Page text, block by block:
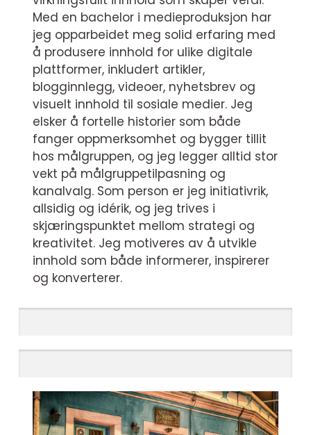
Med en bachelor i medieproduksjon har
jeg opparbeidet meg solid erfaring med
å produsere innhold for ulike digitale
plattformer, inkludert artikler,
blogginnlegg, videoer, nyhetsbrev og
visuelt innhold til sosiale medier. Jeg
elsker å fortelle historier som både
fanger oppmerksomhet og bygger tillit
hos målgruppen, og jeg legger alltid stor
vekt på målgruppetilpasning og
kanalvalg. Som person er jeg initiativrik,
allsidig og idérik, og jeg trives i
skjæringspunktet mellom strategi og
kreativitet. Jeg motiveres av å utvikle
innhold som både informerer, inspirerer
og konverterer.